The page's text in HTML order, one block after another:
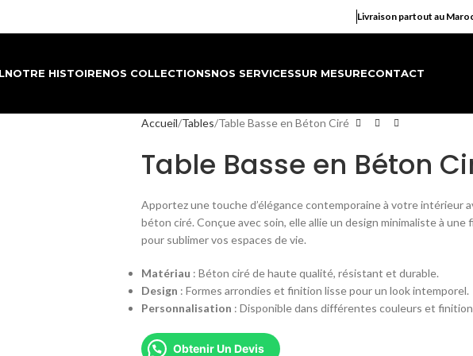
Livraison partout au
NOTRE HISTOIRENOS COLLECTIONSNOS SERVICESSUR MESURECONTACT
Accueil Tables Table Basse en Béton Ciré
Table Basse en Béton
Apportez une touche d’élégance contemporaine à votre intérieur
béton ciré. Conçue avec soin, elle allie un design minimaliste à
pour sublimer vos espaces de vie.
Matériau : Béton ciré de haute qualité, résistant et durable.
Design : Formes arrondies et finition lisse pour un look intemporel.
Personnalisation : Disponible dans différentes couleurs et
Obtenir Un Devis